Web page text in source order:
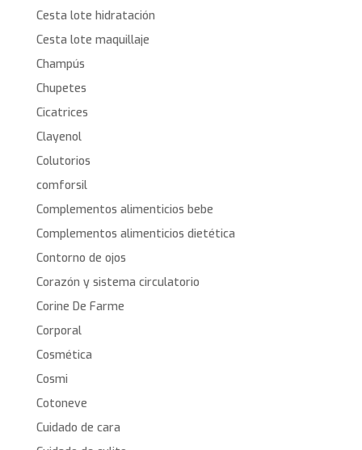
Cesta lote hidratación
Cesta lote maquillaje
Champús
Chupetes
Cicatrices
Clayenol
Colutorios
comforsil
Complementos alimenticios bebe
Complementos alimenticios dietética
Contorno de ojos
Corazón y sistema circulatorio
Corine De Farme
Corporal
Cosmética
Cosmi
Cotoneve
Cuidado de cara